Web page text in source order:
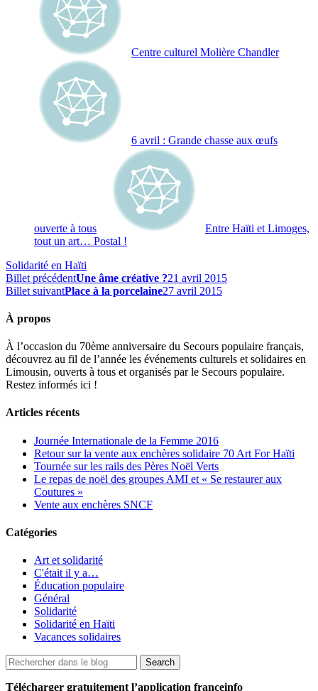
Centre culturel Molière Chandler
6 avril : Grande chasse aux œufs
ouverte à tous
Entre Haïti et Limoges,
tout un art… Postal !
Solidarité en Haïti
Billet précédentUne âme créative ?21 avril 2015
Billet suivantPlace à la porcelaine27 avril 2015
À propos
À l’occasion du 70ème anniversaire du Secours populaire français,
découvrez au fil de l’année les événements culturels et solidaires en
Limousin, ouverts à tous et organisés par le Secours populaire.
Restez informés ici !
Articles récents
Journée Internationale de la Femme 2016
Retour sur la vente aux enchères solidaire 70 Art For Haïti
Tournée sur les rails des Pères Noël Verts
Le repas de noël des groupes AMI et « Se restaurer aux
Coutures »
Vente aux enchères SNCF
Catégories
Art et solidarité
C'était il y a…
Éducation populaire
Général
Solidarité
Solidarité en Haïti
Vacances solidaires
Télécharger gratuitement l’application franceinfo